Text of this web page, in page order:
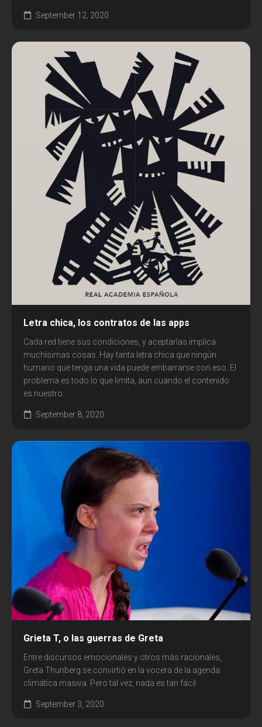
September 12, 2020
Letra chica, los contratos de las apps
Cada red tiene sus condiciones, y aceptarlas implica
muchísimas cosas. Hay tanta letra chica que ningún
humano que tenga una vida puede embarrarse con eso. El
problema es todo lo que limita, aun cuando el contenido
es nuestro.
September 8, 2020
Grieta T, o las guerras de Greta
Entre discursos emocionales y otros más racionales,
Greta Thunberg se convirtió en la vocera de la agenda
climática masiva. Pero tal vez, nada es tan fácil.
September 3, 2020